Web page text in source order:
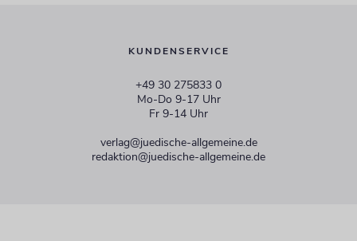
KUNDENSERVICE
+49 30 275833 0
Mo-Do 9-17 Uhr
Fr 9-14 Uhr
verlag@juedische-allgemeine.de
redaktion@juedische-allgemeine.de